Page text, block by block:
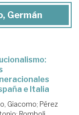
Germán
e Italia
Giacomo; Pérez